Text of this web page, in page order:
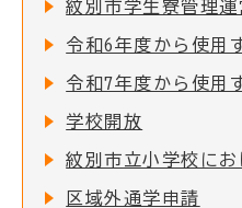
学校開放
区域外通学申請